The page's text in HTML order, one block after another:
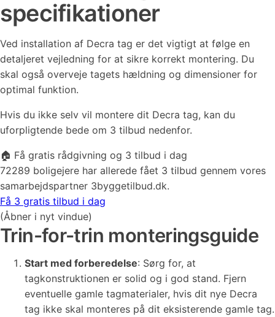
specifikationer
Ved installation af Decra tag er det vigtigt at følge en
detaljeret vejledning for at sikre korrekt montering. Du
skal også overveje tagets hældning og dimensioner for
optimal funktion.
Hvis du ikke selv vil montere dit Decra tag, kan du
uforpligtende bede om 3 tilbud nedenfor.
🏠 Få gratis rådgivning og 3 tilbud i dag
72289 boligejere har allerede fået 3 tilbud gennem vores
samarbejdspartner 3byggetilbud.dk.
Få 3 gratis tilbud i dag
(Åbner i nyt vindue)
Trin-for-trin monteringsguide
Start med forberedelse: Sørg for, at
tagkonstruktionen er solid og i god stand. Fjern
eventuelle gamle tagmaterialer, hvis dit nye Decra
tag ikke skal monteres på dit eksisterende gamle tag.